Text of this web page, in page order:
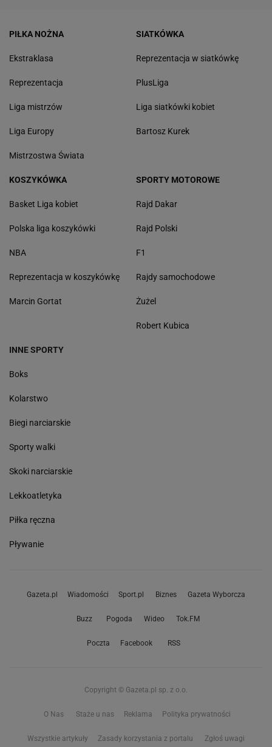
PIŁKA NOŻNA
Ekstraklasa
Reprezentacja
Liga mistrzów
Liga Europy
Mistrzostwa Świata
SIATKÓWKA
Reprezentacja w siatkówkę
PlusLiga
Liga siatkówki kobiet
Bartosz Kurek
KOSZYKÓWKA
Basket Liga kobiet
Polska liga koszykówki
NBA
Reprezentacja w koszykówkę
Marcin Gortat
SPORTY MOTOROWE
Rajd Dakar
Rajd Polski
F1
Rajdy samochodowe
Żużel
Robert Kubica
INNE SPORTY
Boks
Kolarstwo
Biegi narciarskie
Sporty walki
Skoki narciarskie
Lekkoatletyka
Piłka ręczna
Pływanie
Gazeta.pl Wiadomości Sport.pl Biznes Gazeta Wyborcza
Buzz Pogoda Wideo Tok.FM
Poczta Facebook RSS
Copyright © Gazeta.pl sp. z o.o.
O Nas Staże u nas Reklama Polityka prywatności
Wszystkie artykuły Zasady korzystania z portalu Zgłoś uwagi